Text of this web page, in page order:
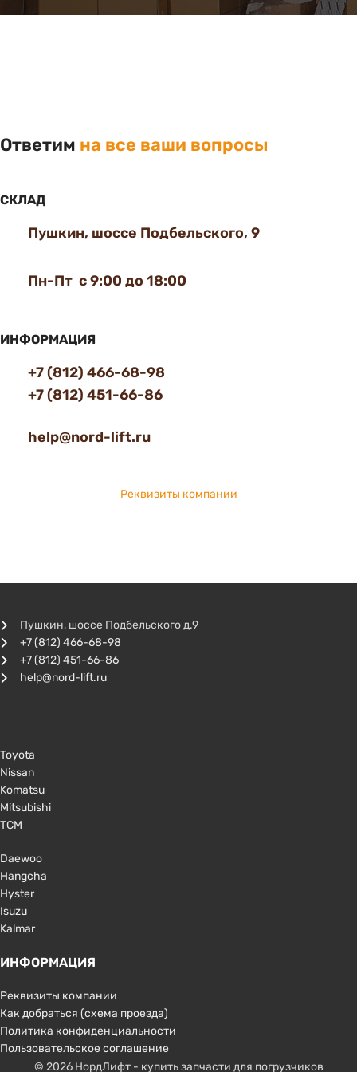
Ответим на все ваши вопросы
СКЛАД
Пушкин, шоссе Подбельского, 9
Пн-Пт с 9:00 до 18:00
ИНФОРМАЦИЯ
+7 (812) 466-68-98
+7 (812) 451-66-86
help@nord-lift.ru
Реквизиты компании
Пушкин, шоссе Подбельского д.9
+7 (812) 466-68-98
+7 (812) 451-66-86
help@nord-lift.ru
Toyota
Nissan
Komatsu
Mitsubishi
TCM
Daewoo
Hangcha
Hyster
Isuzu
Kalmar
ИНФОРМАЦИЯ
Реквизиты компании
Как добраться (схема проезда)
Политика конфиденциальности
Пользовательское соглашение
© 2026 НордЛифт - купить запчасти для погрузчиков